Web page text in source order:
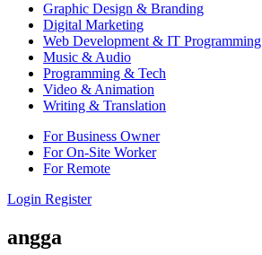
Graphic Design & Branding
Digital Marketing
Web Development & IT Programming
Music & Audio
Programming & Tech
Video & Animation
Writing & Translation
For Business Owner
For On-Site Worker
For Remote
Login Register
angga